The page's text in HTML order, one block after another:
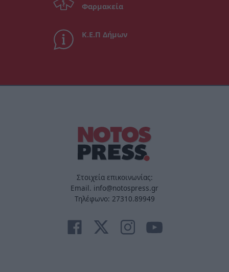
Φαρμακεία
Κ.Ε.Π Δήμων
Στοιχεία επικοινωνίας:
Email. info@notospress.gr
Τηλέφωνο: 27310.89949